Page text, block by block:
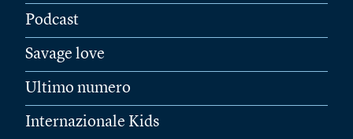
Podcast
Savage love
Ultimo numero
Internazionale Kids